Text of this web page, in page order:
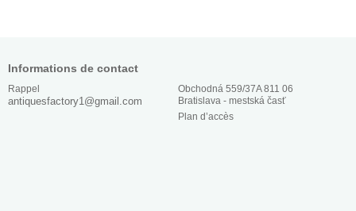
Informations de contact
Rappel
antiquesfactory1@gmail.com
Obchodná 559/37A 811 06
Bratislava - mestská časť
Plan d’accès